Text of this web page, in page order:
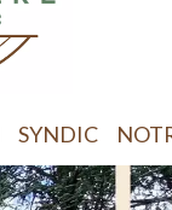
SYNDIC